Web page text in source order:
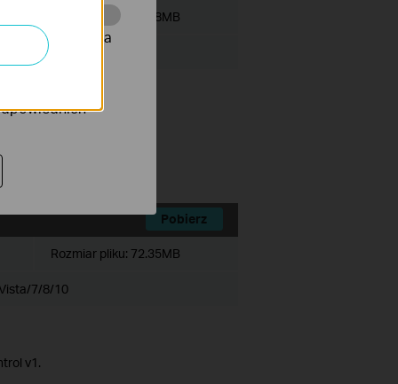
Rozmiar pliku: 47.68MB
v1.
v1 devices).
software.
Pobierz
Rozmiar pliku: 72.35MB
7/8/10
v1.
co umożliwia
reklamowych